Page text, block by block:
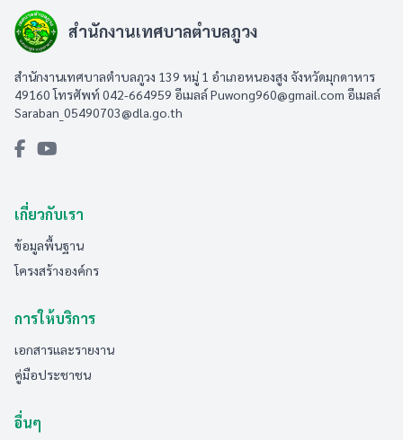
สำนักงานเทศบาลตำบลภูวง
สำนักงานเทศบาลตำบลภูวง 139 หมู่ 1 อำเภอหนองสูง จังหวัดมุกดาหาร
49160 โทรศัพท์ 042-664959 อีเมลล์Puwong960@gmail.com อีเมลล์
Saraban_05490703@dla.go.th
เกี่ยวกับเรา
ข้อมูลพื้นฐาน
โครงสร้างองค์กร
การให้บริการ
เอกสารและรายงาน
คู่มือประชาชน
อื่นๆ